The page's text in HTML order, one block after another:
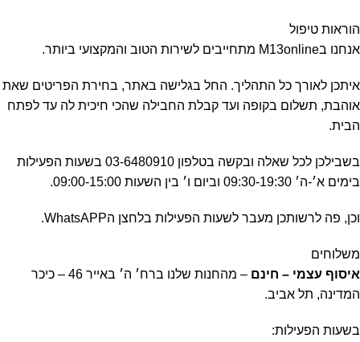
הוראות טיפול
אנחנו בM13online מתחייבים לשירות הטוב והמקצועי ביותר.
איתכן לאורך כל התהליך. החל בגלישה באתר, בחירת הפריטים שאת
אוהבת, תשלום בקופה ועד קבלת החבילה שהכי חיכית לה עד לפתח
הבית.
בשבילכן לכל שאלה ובקשה בטלפון 03-6480910 בשעות הפעילות
בימים א׳-ה׳ 09:30-19:30 וביום ו׳ בין השעות 09:00-15:00.
וכן, פה לרשותכן מעבר לשעות הפעילות בלחצן הWhatsAPP.
משלוחים
איסוף עצמי – חינם
– מהחנות שלנו ברח׳ ה׳ באייר 46 – כיכר
המדינה, תל אביב.
בשעות הפעילות: